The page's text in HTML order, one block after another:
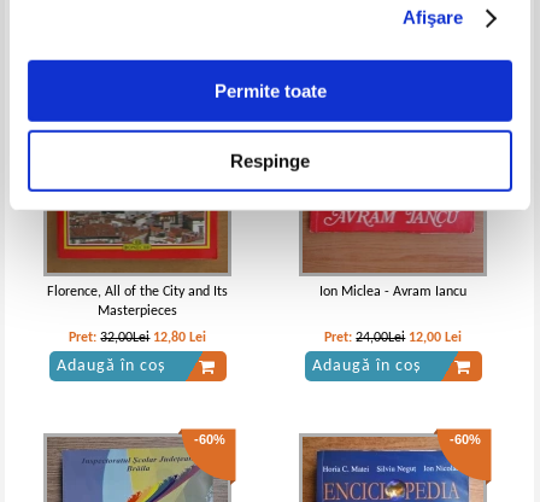
Afişare
Permite toate
Respinge
Florence, All of the City and Its
Masterpieces
Pret:32,00Lei 12,80 Lei
Adaugă în coș
Ion Miclea - Avram Iancu
Pret:24,00Lei 12,00 Lei
Adaugă în coș
-60% -60%